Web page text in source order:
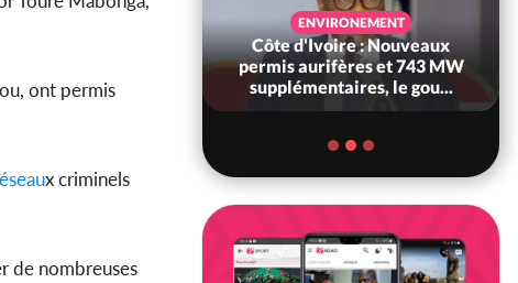
ont permis
x criminels
de nombreuses
ses structures...
ENVIRONEMENT
Côte d'Ivoire : Nouveaux
permis aurifères et 743 MW
supplémentaires, le gou...